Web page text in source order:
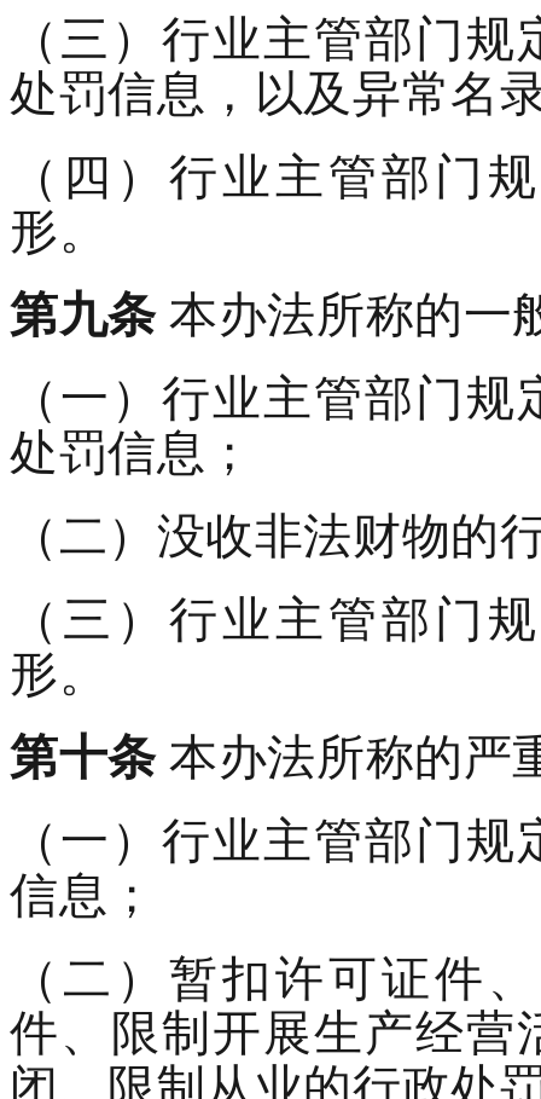
（三）行业主管部门
处罚信息，以及异常名
（四）行业主管部门
形。
第九条本办法所称的一
（一）行业主管部门
处罚信息；
（二）没收非法财物的
（三）行业主管部门
形。
第十条本办法所称的严
（一）行业主管部门
信息；
（二）暂扣许可证件
件、限制开展生产经营
闭、限制从业的行政处